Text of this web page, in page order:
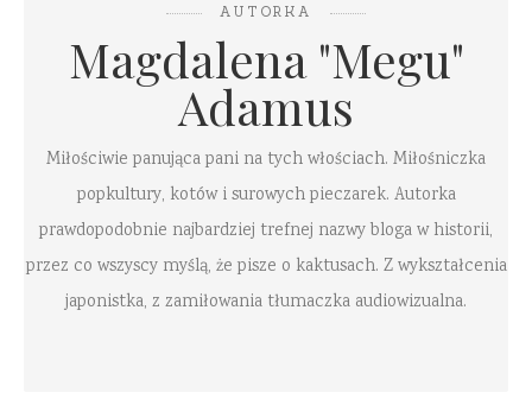
AUTORKA
Magdalena "Megu"
Adamus
Miłościwie panująca pani na tych włościach. Miłośniczka
popkultury, kotów i surowych pieczarek. Autorka
prawdopodobnie najbardziej trefnej nazwy bloga w historii,
przez co wszyscy myślą, że pisze o kaktusach. Z wykształcenia
japonistka, z zamiłowania tłumaczka audiowizualna.